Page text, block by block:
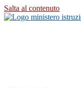
Salta al contenuto